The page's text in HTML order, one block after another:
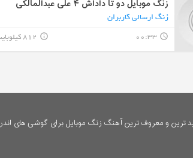
زنگ موبایل دو تا داداش ۴ علی عبدالمالکی
زنگ ارسالی کاربران
query_builder
00:33 812 کیلوبایت info_outline
ترین و معروف ترین آهنگ زنگ موبایل برای گوشی های